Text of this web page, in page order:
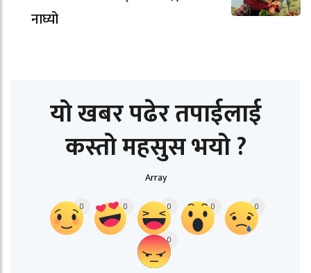
नाघ्यो
यो खबर पढेर तपाईलाई
कस्तो महसुस भयो ?
Array
0 0 0 0 0
0